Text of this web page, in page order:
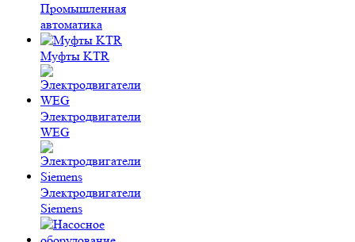
Промышленная
автоматика
Муфты KTR
Электродвигатели
WEG
Электродвигатели
Siemens